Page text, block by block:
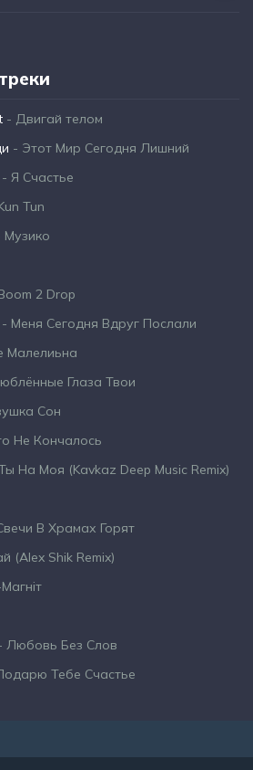
- Двигай телом
- Этот Мир Сегодня Лишний
- Я Счастье
Tun
Музико
2 Drop
- Меня Сегодня Вдруг Послали
Малелиьна
Глаза Твои
Сон
Не Кончалось
На Моя (Kavkaz Deep Music Remix)
В Храмах Горят
(Alex Shik Remix)
Любовь Без Слов
Тебе Счастье